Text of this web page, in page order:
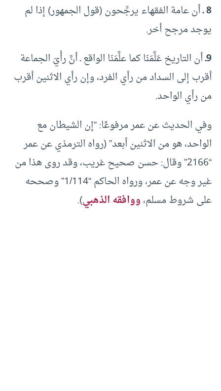
8 ـأن عامة الفقهاء يرجِّحون (قول الجمهور) إذا لم
يوجد مرجح أخر.
9ـأن التاريخ عَلَّمَنَا كما علَّمَنَا الواقع ـ أنَّ رأْيَ الجماعة
أقرب إلى السداد من رأي الفرد، وإن رأي الاثنين أقرب
من رأي الواحد.
وفي الحديث عن عمر مرفوعًا: “إن الشيطان مع
الواحد، هو من الاثنين أبعد” (رواه الترمذي عن عمر
“2166” وقال: حسن صحيح غريب، وقد روى هذا من
غير وجه عن عمر، ورواه الحاكم “1/114” وصححه
على شروط مسلم،ووافقه الذهبي).